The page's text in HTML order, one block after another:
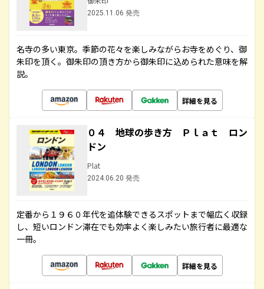
2025.11.06 発売
名寺の多い東京。季節の花々を楽しみながらお寺をめぐり、御
朱印を頂く。御朱印の頂き方から御朱印に込められた意味を解
説。
詳細を見る
０４ 地球の歩き方 Ｐｌａｔ ロン
ドン
Plat
2024.06.20 発売
定番から１９６０年代を追体験できるスポットまで幅広く収録
し、短いロンドン滞在でも効率よく楽しみたい旅行者に最適な
一冊。
詳細を見る